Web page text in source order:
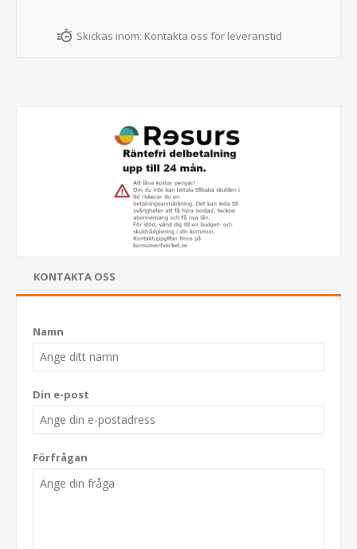
Skickas inom: Kontakta oss för leveranstid
KONTAKTA OSS
Namn
Din e-post
Förfrågan